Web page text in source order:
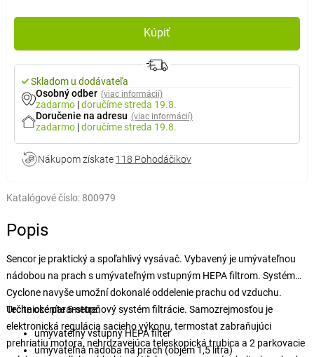
Kúpiť
Skladom u dodávateľa
Osobný odber (viac informácií)
zadarmo |doručímestreda 19.8.
Doručenie na adresu (viac informácií)
zadarmo |doručímestreda 19.8.
Nákupom získate 118 Pohodáčikov
Katalógové číslo: 800979
Popis
Sencor je praktický a spoľahlivý vysávač. Vybavený je umývateľnou
nádobou na prach s umývateľným vstupným HEPA filtrom. Systém
Cyclone navyše umožní dokonalé oddelenie prachu od vzduchu.
Určite oceníte 5-stupňový systém filtrácie. Samozrejmosťou je
elektronická regulácia sacieho výkonu, termostat zabraňujúci
prehriatiu motora, nehrdzavejúca teleskopická trubica a 2 parkovacie
Technické parametre:
umývateľný vstupný HEPA filter
umývateľná nádoba na prach (objem 1,5 litra)